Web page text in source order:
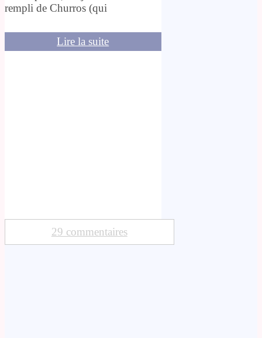
rempli de Churros (qui
Lire la suite
29 commentaires